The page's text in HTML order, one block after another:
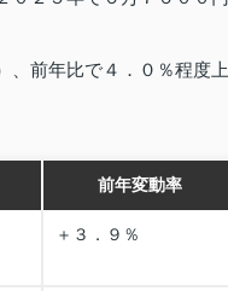
、前年比で４．０％程度上
前年変動率
＋３．９％